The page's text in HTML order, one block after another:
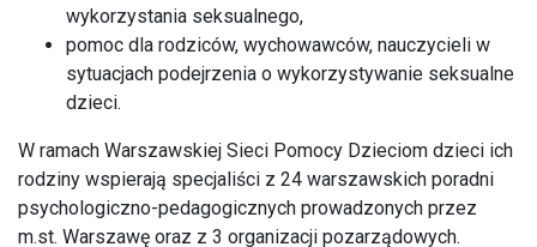
wykorzystania seksualnego,
pomoc dla rodziców, wychowawców, nauczycieli w
sytuacjach podejrzenia o wykorzystywanie seksualne
dzieci.
W ramach Warszawskiej Sieci Pomocy Dzieciom dzieci ich
rodziny wspierają specjaliści z 24 warszawskich poradni
psychologiczno-pedagogicznych prowadzonych przez
m.st. Warszawę oraz z 3 organizacji pozarządowych.